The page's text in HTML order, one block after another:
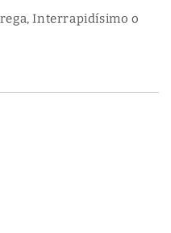
Interrapidísimo o